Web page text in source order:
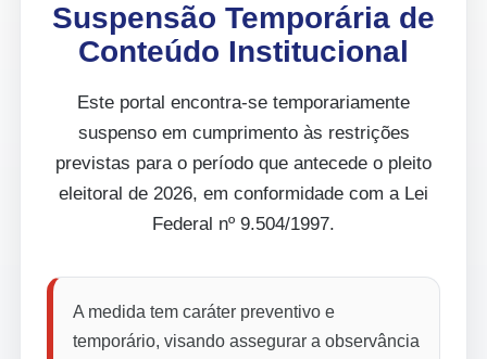
Suspensão Temporária de
Conteúdo Institucional
Este portal encontra-se temporariamente
suspenso em cumprimento às restrições
previstas para o período que antecede o pleito
eleitoral de 2026, em conformidade com a Lei
Federal nº 9.504/1997.
A medida tem caráter preventivo e
temporário, visando assegurar a observância